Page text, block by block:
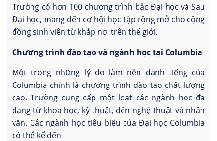
Trường có hơn 100 chương trình bậc Đại học và Sau
Đại học, mang đến cơ hội học tập rộng mở cho cộng
đồng sinh viên từ khắp nơi trên thế giới.
Chương trình đào tạo và ngành học tại Columbia
Một trong những lý do làm nên danh tiếng của
Columbia chính là chương trình đào tạo chất lượng
cao. Trường cung cấp một loạt các ngành học đa
dạng từ khoa học, kỹ thuật, đến nghệ thuật và nhân
văn. Các ngành học tiêu biểu của Đại học Columbia
có thể kể đến: